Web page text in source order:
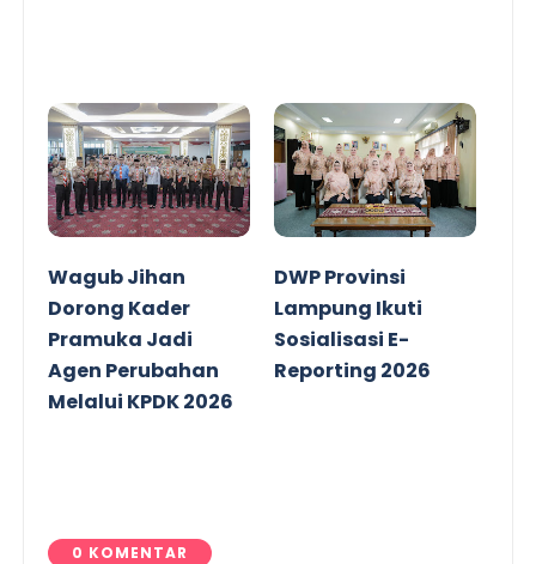
Wagub Jihan
Dorong Kader
Pramuka Jadi
Agen Perubahan
Melalui KPDK 2026
DWP Provinsi
Lampung Ikuti
Sosialisasi E-
Reporting 2026
0 KOMENTAR